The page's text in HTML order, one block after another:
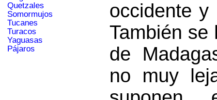
Quetzales
Somormujos
Tucanes
Turacos
Yaguasas
Pájaros
occidente
También se
de
no muy